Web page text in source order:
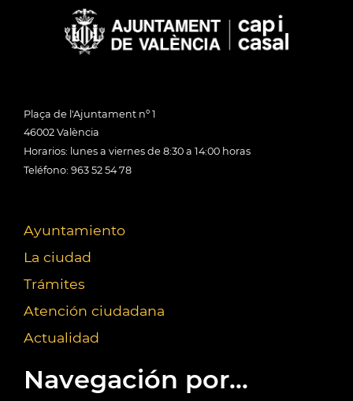
Plaça de l'Ajuntament nº 1
46002 València
Horarios: lunes a viernes de 8:30 a 14:00 horas
Teléfono: 963 52 54 78
Ayuntamiento
La ciudad
Trámites
Atención ciudadana
Actualidad
Navegación por...